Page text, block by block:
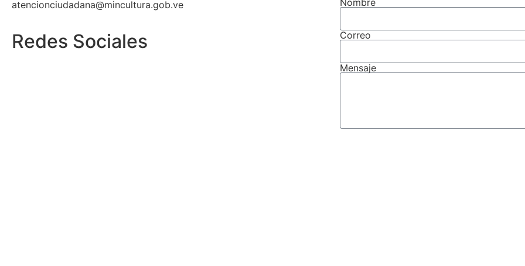
atencionciudadana@mincultura.gob.ve
Redes Sociales
Nombre
Correo
Mensaje